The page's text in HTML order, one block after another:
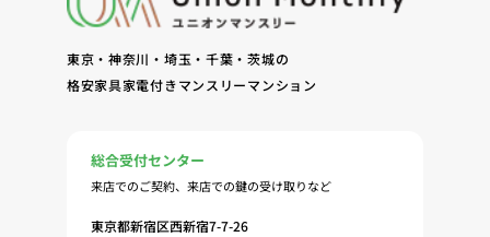
東京・神奈川・埼玉・千葉・茨城の
格安家具家電付きマンスリーマンション
総合受付センター
来店でのご契約、来店での鍵の受け取りなど
東京都新宿区西新宿7-7-26